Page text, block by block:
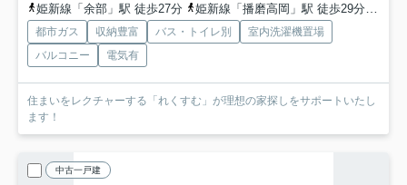
姫新線「余部」駅 徒歩27分
姫新線「播磨高岡」駅 徒歩29分
都市ガス 収納豊富 バス・トイレ別
室内洗濯機置場
バルコニー
電気有
住まいをレクチャーする「れくすむ」が理想の家探しをサポートいたし
ます！
中古一戸建